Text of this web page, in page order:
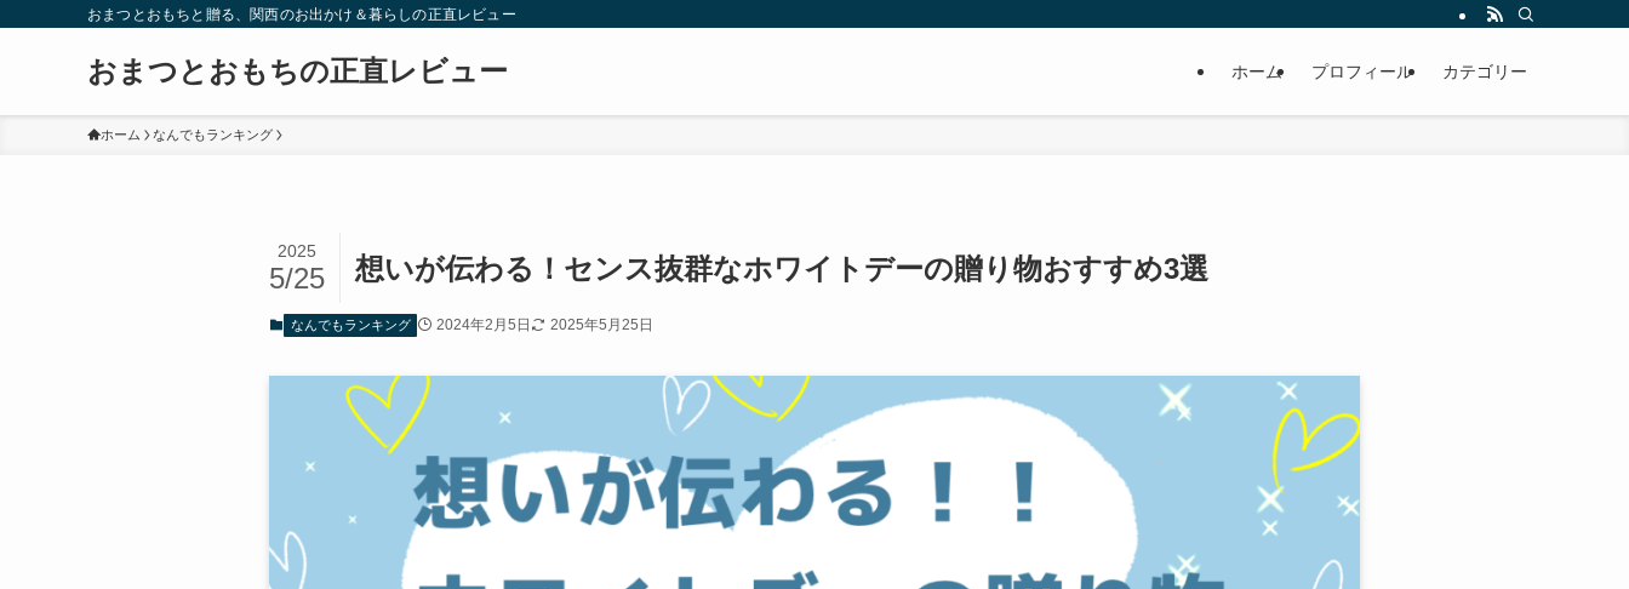
おまつとおもちと贈る、関西のお出かけ＆暮らしの正直レビュー
おまつとおもちの正直レビュー ホーム プロフィール カテゴリー
ホーム なんでもランキング
想いが伝わる！センス抜群なホワイトデーの贈り物おすすめ3選
2025
5/25
なんでもランキング 2024年2月5日 2025年5月25日